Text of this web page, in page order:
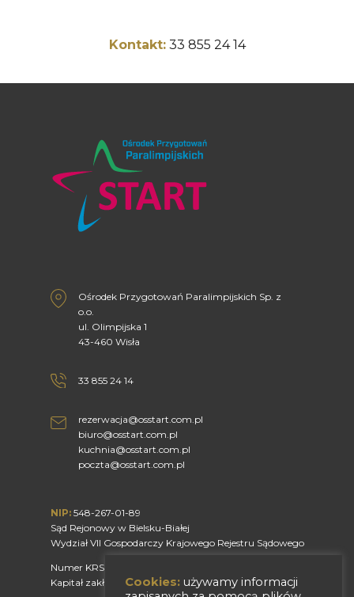
Kontakt:33 855 24 14
Cookies: używamy informacji
Ośrodek Przygotowań Paralimpijskich Sp. z
o.o.
ul. Olimpijska 1
43-460 Wisła
33 855 24 14
rezerwacja@osstart.com.pl
biuro@osstart.com.pl
kuchnia@osstart.com.pl
poczta@osstart.com.pl
NIP:548-267-01-89
Sąd Rejonowy w Bielsku-Białej
Wydział VII Gospodarczy Krajowego Rejestru Sądowego
Numer KRS 0000568997
Kapitał zakładowy 50 000,00 PLN w całości wpłacony